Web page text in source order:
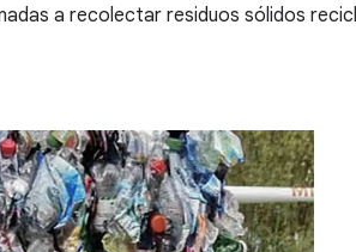
a recolectar residuos sólidos